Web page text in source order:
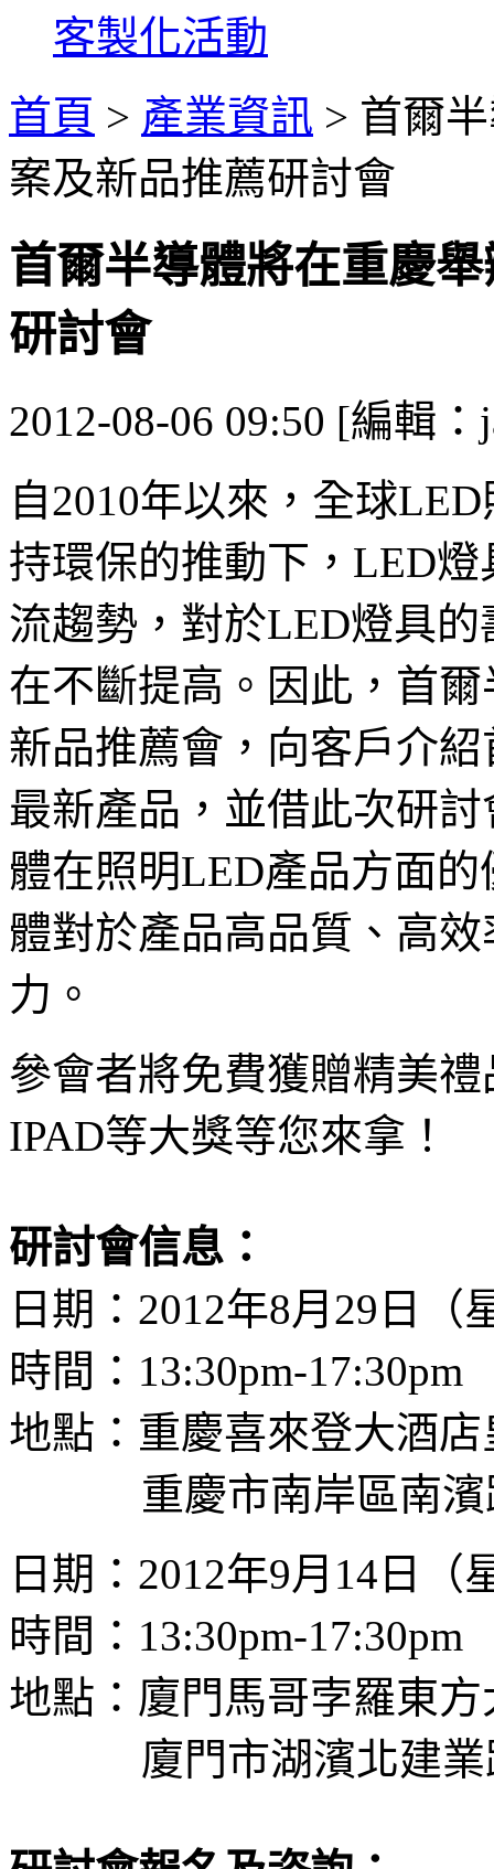
客製化活動
首頁 > 產業資訊 > 首爾
案及新品推薦研討會
首爾半導體將在重慶
研討會
2012-08-06 09:50 [編輯：
自2010年以來，全球
持環保的推動下，LED
流趨勢，對於LED燈具
在不斷提高。因此，首
新品推薦會，向客戶介
最新產品，並借此次研
體在照明LED產品方面
體對於產品高品質、高
力。
參會者將免費獲贈精美
IPAD等大獎等您來拿！
研討會信息：
日期：2012年8月29日（
時間：13:30pm-17:30pm
地點：重慶喜來登大酒
重慶市南岸區南濱
日期：2012年9月14日（
時間：13:30pm-17:30pm
地點：廈門馬哥孛羅東
廈門市湖濱北建業